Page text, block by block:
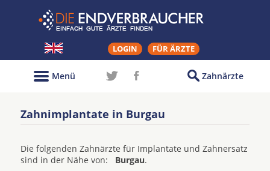
LOGIN FÜR ÄRZTE
Zahnärzte
Menü
Zahnimplantate in Burgau
Die folgenden Zahnärzte für Implantate und Zahnersatz
sind in der Nähe von: Burgau.